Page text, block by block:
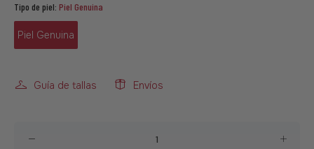
Tipo de piel: Piel Genuina
Piel Genuina
Guía de tallas Envíos